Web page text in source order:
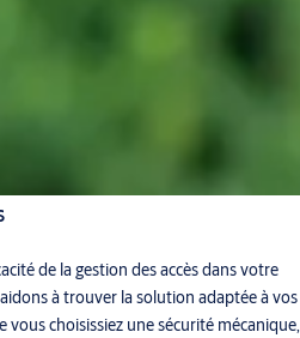
de la gestion des accès dans votre
à trouver la solution adaptée à vos
choisissiez une sécurité mécanique,